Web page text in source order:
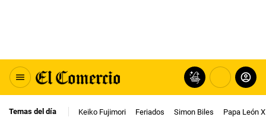
Temas del día Keiko Fujimori Feriados Simon Biles Papa León